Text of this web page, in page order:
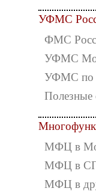
УФМС
ФМС
УФМС
УФМС по
МФЦ в
МФЦ в
МФЦ в